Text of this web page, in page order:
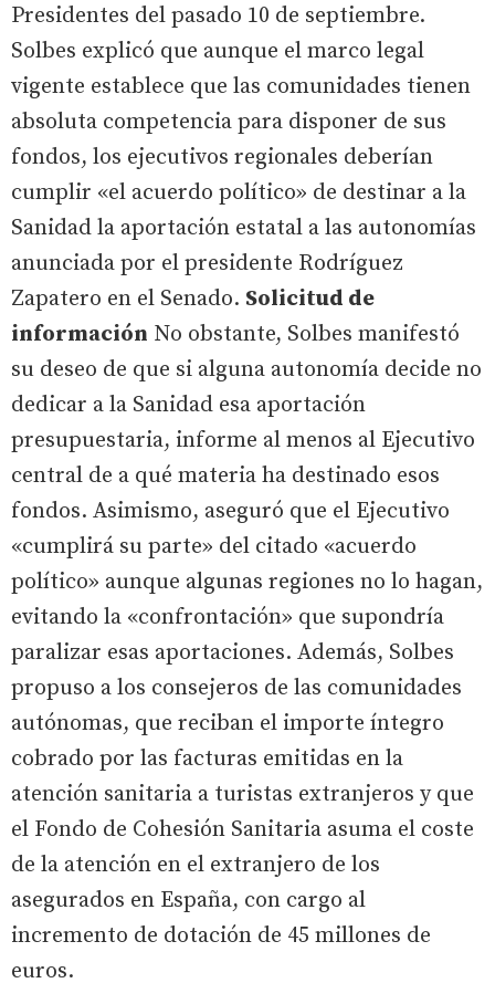
Presidentes del pasado 10 de septiembre.
Solbes explicó que aunque el marco legal
vigente establece que las comunidades tienen
absoluta competencia para disponer de sus
fondos, los ejecutivos regionales deberían
cumplir «el acuerdo político» de destinar a la
Sanidad la aportación estatal a las autonomías
anunciada por el presidente Rodríguez
Zapatero en el Senado. Solicitud de
información No obstante, Solbes manifestó
su deseo de que si alguna autonomía decide no
dedicar a la Sanidad esa aportación
presupuestaria, informe al menos al Ejecutivo
central de a qué materia ha destinado esos
fondos. Asimismo, aseguró que el Ejecutivo
«cumplirá su parte» del citado «acuerdo
político» aunque algunas regiones no lo hagan,
evitando la «confrontación» que supondría
paralizar esas aportaciones. Además, Solbes
propuso a los consejeros de las comunidades
autónomas, que reciban el importe íntegro
cobrado por las facturas emitidas en la
atención sanitaria a turistas extranjeros y que
el Fondo de Cohesión Sanitaria asuma el coste
de la atención en el extranjero de los
asegurados en España, con cargo al
incremento de dotación de 45 millones de
euros.